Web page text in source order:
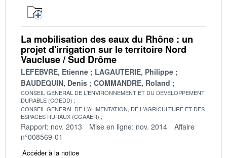
La mobilisation des eaux du Rhône : un
projet d'irrigation sur le territoire Nord
Vaucluse / Sud Drôme
LEFEBVRE, Etienne
LAGAUTERIE, Philippe
BAUDEQUIN, Denis
COMMANDRE, Roland
CONSEIL GENERAL DE L'ENVIRONNEMENT ET DU DEVELOPPEMENT
DURABLE (CGEDD)
CONSEIL GENERAL DE L'ALIMENTATION, DE L'AGRICULTURE ET DES
ESPACES RURAUX (CGAAER)
Rapport: nov. 2013 Mise en ligne: nov. 2014
Affaire
n°008569-01
Accéder à la notice